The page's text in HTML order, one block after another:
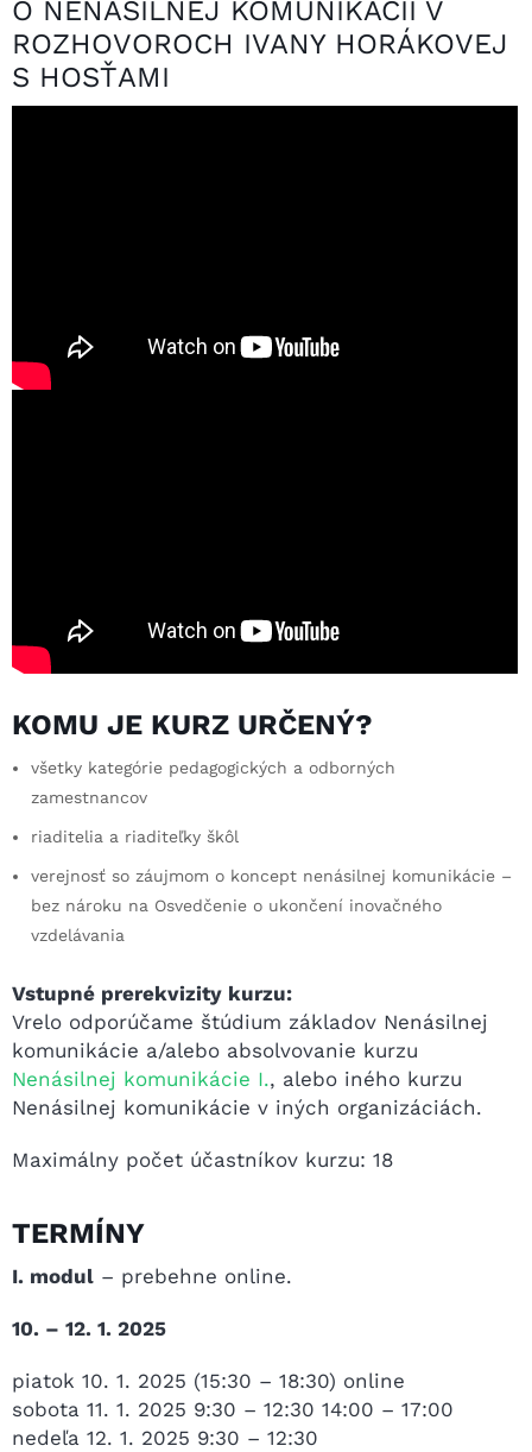
O NENÁSILNEJ KOMUNIKÁCII V
ROZHOVOROCH IVANY HORÁKOVEJ
S HOSŤAMI
KOMU JE KURZ URČENÝ?
všetky kategórie pedagogických a odborných
zamestnancov
riaditelia a riaditeľky škôl
verejnosť so záujmom o koncept nenásilnej komunikácie –
bez nároku na Osvedčenie o ukončení inovačného
vzdelávania
Vstupné prerekvizity kurzu:
Vrelo odporúčame štúdium základov Nenásilnej
komunikácie a/alebo absolvovanie kurzu
Nenásilnej komunikácie I., alebo iného kurzu
Nenásilnej komunikácie v iných organizáciách.
Maximálny počet účastníkov kurzu: 18
TERMÍNY
I. modul – prebehne online.
10. – 12. 1. 2025
piatok 10. 1. 2025 (15:30 – 18:30) online
sobota 11. 1. 2025 9:30 – 12:30 14:00 – 17:00
nedeľa 12. 1. 2025 9:30 – 12:30